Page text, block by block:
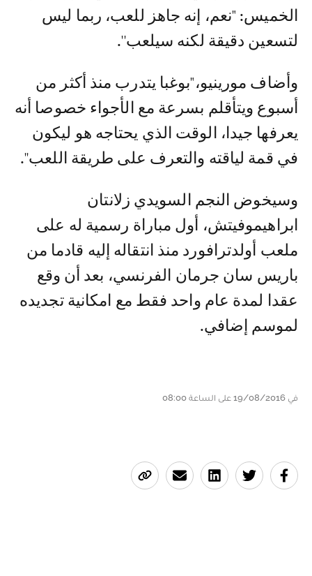
الخميس: "نعم، إنه جاهز للعب، ربما ليس
لتسعين دقيقة لكنه سيلعب''.
وأضاف مورينيو،"بوغبا يتدرب منذ أكثر من
أسبوع ويتأقلم بسرعة مع الأجواء خصوصا أنه
يعرفها جيدا، الوقت الذي يحتاجه هو ليكون
في قمة لياقته والتعرف على طريقة اللعب''.
وسيخوض النجم السويدي زلانتان
ابراهيموفيتش، أول مباراة رسمية له على
ملعب أولدترافورد منذ انتقاله إليه قادما من
باريس سان جرمان الفرنسي، بعد أن وقع
عقدا لمدة عام واحد فقط مع امكانية تجديده
لموسم إضافي.
في 19/08/2016 على الساعة 08:00